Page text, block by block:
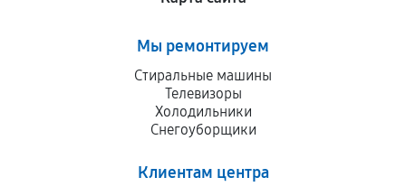
Мы ремонтируем
Стиральные машины
Телевизоры
Холодильники
Снегоуборщики
Клиентам центра